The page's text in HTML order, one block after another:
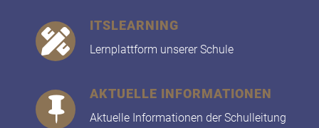

ITSLEARNING
Lernplattform unserer Schule

AKTUELLE INFORMATIONEN
Aktuelle Informationen der Schulleitung